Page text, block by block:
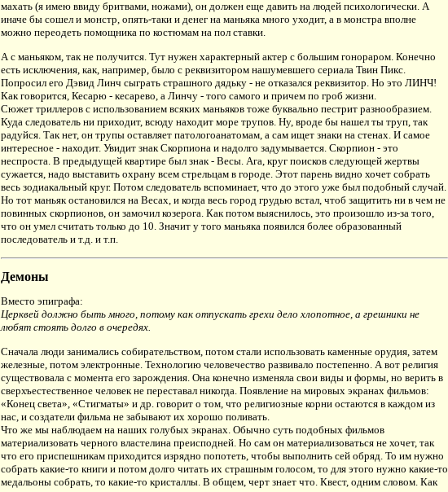
махать (я имею ввиду бритвами, ножами), он должен еще давить на людей психологически. А
иначе бы сошел и монстр, опять-таки и денег на маньяка много уходит, а в монстра вполне
можно переодеть помощника по костюмам на пол ставки.
А с маньяком, так не получится. Тут нужен характерный актер с большим гонораром. Конечно
есть исключения, как, например, было с реквизитором нашумевшего сериала Твин Пикс.
Попросил его Дэвид Линч сыграть страшного дядьку - не отказался реквизитор. Но это ЛИНЧ!
Как говорится, Кесарю - кесарево, а Линчу - того самого и причем по гроб жизни.
Сюжет триллеров с использованием всяких маньяков тоже буквально пестрит разнообразием.
Куда следователь ни приходит, всюду находит море трупов. Ну, вроде бы нашел ты труп, так
радуйся. Так нет, он трупы оставляет патологоанатомам, а сам ищет знаки на стенах. И самое
интересное - находит. Увидит знак Скорпиона и надолго задумывается. Скорпион - это
неспроста. В предыдущей квартире был знак - Весы. Ага, круг поисков следующей жертвы
сужается, надо выставить охрану всем стрельцам в городе. Этот парень видно хочет собрать
весь зодиакальный круг. Потом следователь вспоминает, что до этого уже был подобный случай.
Но тот маньяк остановился на Весах, и когда весь город грудью встал, чтоб защитить ни в чем не
повинных скорпионов, он замочил козерога. Как потом выяснилось, это произошло из-за того,
что он умел считать только до 10. Значит у того маньяка появился более образованный
последователь и т.д. и т.п.
Демоны
Вместо эпиграфа:
Церквей должно быть много, потому как отпускать грехи дело хлопотное, а грешники не
любят стоять долго в очередях.
Сначала люди занимались собирательством, потом стали использовать каменные орудия, затем
железные, потом электронные. Технологию человечество развивало постепенно. А вот религия
существовала с момента его зарождения. Она конечно изменяла свои виды и формы, но верить в
сверхъестественное человек не переставал никогда. Появление на мировых экранах фильмов:
«Конец света», «Стигматы» и др. говорит о том, что религиозные корни остаются в каждом из
нас, и создатели фильма не забывают их хорошо поливать.
Что же мы наблюдаем на наших голубых экранах. Обычно суть подобных фильмов
материализовать черного властелина преисподней. Но сам он материализоваться не хочет, так
что его приспешникам приходится изрядно попотеть, чтобы выполнить сей обряд. То им нужно
собрать какие-то книги и потом долго читать их страшным голосом, то для этого нужно какие-то
медальоны собрать, то какие-то кристаллы. В общем, черт знает что. Квест, одним словом. Как